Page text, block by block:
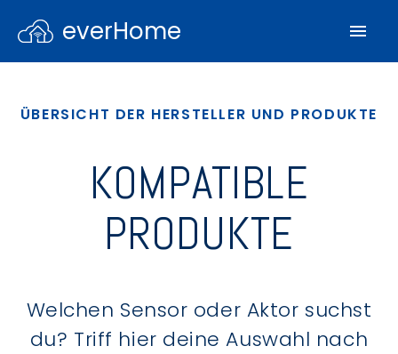
everHome
ÜBERSICHT DER HERSTELLER UND PRODUKTE
KOMPATIBLE
PRODUKTE
Welchen Sensor oder Aktor suchst
du? Triff hier deine Auswahl nach